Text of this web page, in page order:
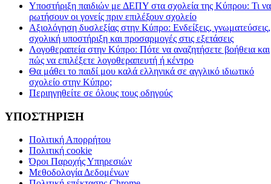
Υποστήριξη παιδιών με ΔΕΠΥ στα σχολεία της Κύπρου: Τι να
ρωτήσουν οι γονείς πριν επιλέξουν σχολείο
Αξιολόγηση δυσλεξίας στην Κύπρο: Ενδείξεις, γνωματεύσεις,
σχολική υποστήριξη και προσαρμογές στις εξετάσεις
Λογοθεραπεία στην Κύπρο: Πότε να αναζητήσετε βοήθεια και
πώς να επιλέξετε λογοθεραπευτή ή κέντρο
Θα μάθει το παιδί μου καλά ελληνικά σε αγγλικό ιδιωτικό
σχολείο στην Κύπρο;
Περιηγηθείτε σε όλους τους οδηγούς
ΥΠΟΣΤΗΡΙΞΗ
Πολιτική Απορρήτου
Πολιτική cookie
Όροι Παροχής Υπηρεσιών
Μεθοδολογία Δεδομένων